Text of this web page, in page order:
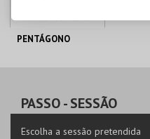
PENTÁGONO
AQUISIÇÃO
MAIS INFO
PASSO- SESSÃO
Escolha a sessão pretendida